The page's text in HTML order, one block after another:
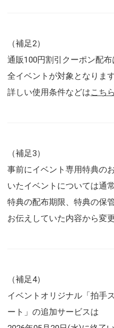
（補足2）
通販100円割引クーポン配
全イベントが対象となります
詳しい使用条件などはこちら
（補足3）
事前にイベント専用特典の
いたイベントについては通
特典の配布期限、特典の保
お伝えしていた内容から変
（補足4）
イベントオリジナル「拍手
ート」の追加サービスは